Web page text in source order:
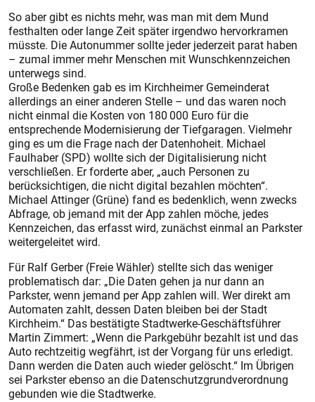
So aber gibt es nichts mehr, was man mit dem Mund
festhalten oder lange Zeit später irgendwo hervorkramen
müsste. Die Autonummer sollte jeder jederzeit parat haben
– zumal immer mehr Menschen mit Wunschkennzeichen
unterwegs sind.
Große Bedenken gab es im Kirchheimer Gemeinderat
allerdings an einer anderen Stelle – und das waren noch
nicht einmal die Kosten von 180 000 Euro für die
entsprechende Modernisierung der Tiefgaragen. Vielmehr
ging es um die Frage nach der Datenhoheit. Michael
Faulhaber (SPD) wollte sich der Digitalisierung nicht
verschließen. Er forderte aber, „auch Personen zu
berücksichtigen, die nicht digital bezahlen möchten“.
Michael Attinger (Grüne) fand es bedenklich, wenn zwecks
Abfrage, ob jemand mit der App zahlen möche, jedes
Kennzeichen, das erfasst wird, zunächst einmal an Parkster
weitergeleitet wird.
Für Ralf Gerber (Freie Wähler) stellte sich das weniger
problematisch dar: „Die Daten gehen ja nur dann an
Parkster, wenn jemand per App zahlen will. Wer direkt am
Automaten zahlt, dessen Daten bleiben bei der Stadt
Kirchheim.“ Das bestätigte Stadtwerke-­Geschäftsführer
Martin Zimmert: „Wenn die Parkgebühr bezahlt ist und das
Auto rechtzeitig wegfährt, ist der Vorgang für uns erledigt.
Dann werden die Daten auch wieder gelöscht.“ Im Übrigen
sei Parkster ebenso an die Datenschutzgrundverordnung
gebunden wie die Stadtwerke.